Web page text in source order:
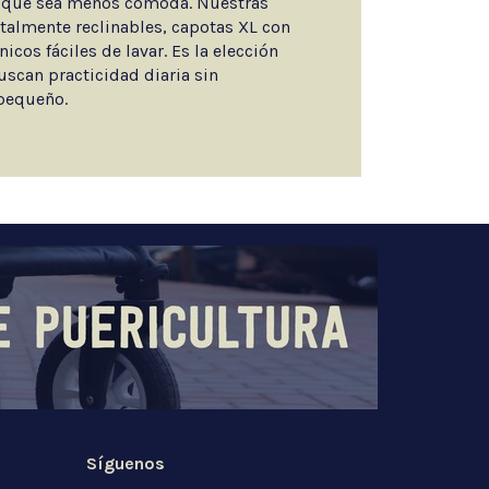
reclinables, capotas XL con
fáciles de lavar. Es la elección
practicidad diaria sin
Síguenos